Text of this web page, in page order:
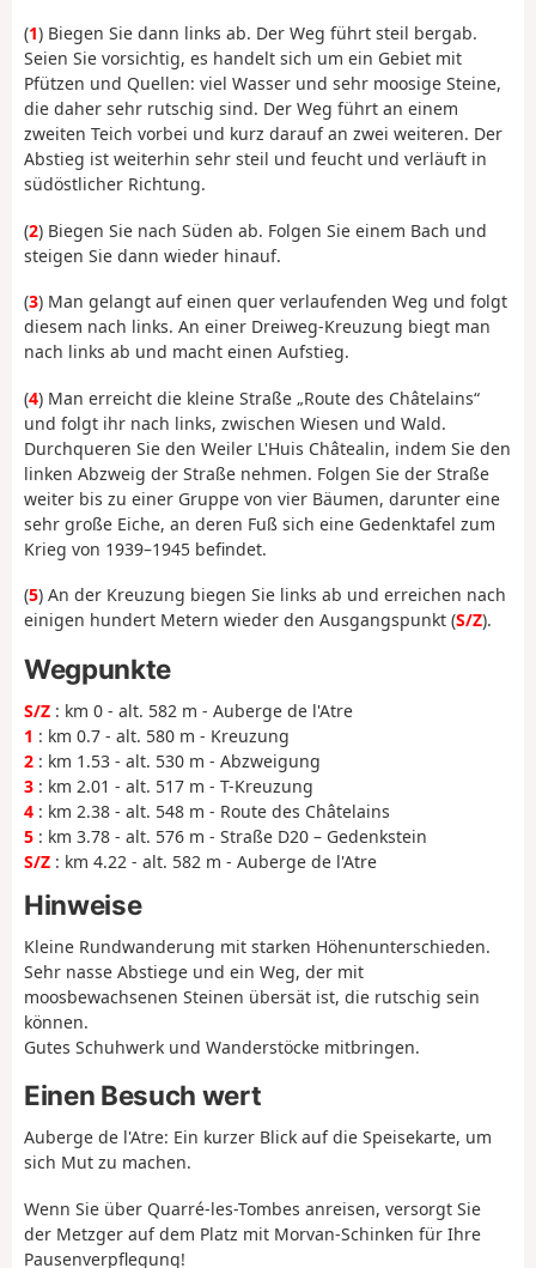
(1) Biegen Sie dann links ab. Der Weg führt steil bergab.
Seien Sie vorsichtig, es handelt sich um ein Gebiet mit
Pfützen und Quellen: viel Wasser und sehr moosige Steine,
die daher sehr rutschig sind. Der Weg führt an einem
zweiten Teich vorbei und kurz darauf an zwei weiteren. Der
Abstieg ist weiterhin sehr steil und feucht und verläuft in
südöstlicher Richtung.
(2) Biegen Sie nach Süden ab. Folgen Sie einem Bach und
steigen Sie dann wieder hinauf.
(3) Man gelangt auf einen quer verlaufenden Weg und folgt
diesem nach links. An einer Dreiweg-Kreuzung biegt man
nach links ab und macht einen Aufstieg.
(4) Man erreicht die kleine Straße „Route des Châtelains“
und folgt ihr nach links, zwischen Wiesen und Wald.
Durchqueren Sie den Weiler L'Huis Châtealin, indem Sie den
linken Abzweig der Straße nehmen. Folgen Sie der Straße
weiter bis zu einer Gruppe von vier Bäumen, darunter eine
sehr große Eiche, an deren Fuß sich eine Gedenktafel zum
Krieg von 1939–1945 befindet.
(5) An der Kreuzung biegen Sie links ab und erreichen nach
einigen hundert Metern wieder den Ausgangspunkt (S/Z).
Wegpunkte
S/Z : km 0 - alt. 582 m - Auberge de l'Atre
1 : km 0.7 - alt. 580 m - Kreuzung
2 : km 1.53 - alt. 530 m - Abzweigung
3 : km 2.01 - alt. 517 m - T-Kreuzung
4 : km 2.38 - alt. 548 m - Route des Châtelains
5 : km 3.78 - alt. 576 m - Straße D20 – Gedenkstein
S/Z : km 4.22 - alt. 582 m - Auberge de l'Atre
Hinweise
Kleine Rundwanderung mit starken Höhenunterschieden.
Sehr nasse Abstiege und ein Weg, der mit
moosbewachsenen Steinen übersät ist, die rutschig sein
können.
Gutes Schuhwerk und Wanderstöcke mitbringen.
Einen Besuch wert
Auberge de l'Atre: Ein kurzer Blick auf die Speisekarte, um
sich Mut zu machen.
Wenn Sie über Quarré-les-Tombes anreisen, versorgt Sie
der Metzger auf dem Platz mit Morvan-Schinken für Ihre
Pausenverpflegung!